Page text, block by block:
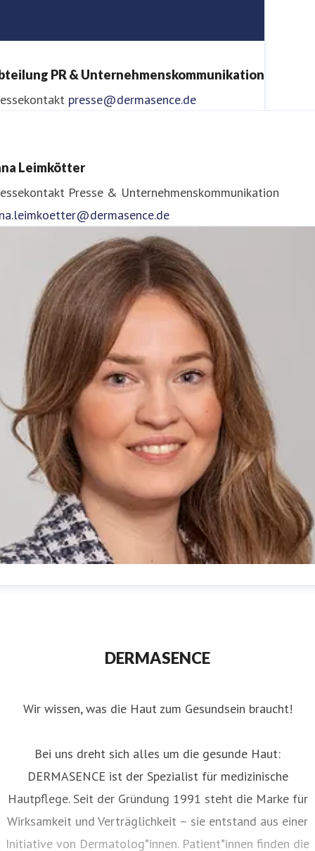
PR & Unternehmenskommunikation
presse@dermasence.de
Leimkötter
Presse & Unternehmenskommunikation
DERMASENCE
Wir wissen, was die Haut zum Gesundsein braucht!
Bei uns dreht sich alles um die gesunde Haut:
DERMASENCE ist der Spezialist für medizinische
Hautpflege. Seit der Gründung 1991 steht die Marke für
Wirksamkeit und Verträglichkeit – sie entstand aus einer
Initiative von Dermatolog*innen. Patient*innen finden die